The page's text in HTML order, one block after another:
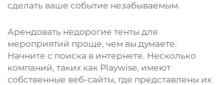
сделать ваше событие незабываемым.
Арендовать недорогие тенты для
мероприятий проще, чем вы думаете.
Начните с поиска в интернете. Несколько
компаний, таких как Playwise, имеют
собственные веб-сайты, где представлены их